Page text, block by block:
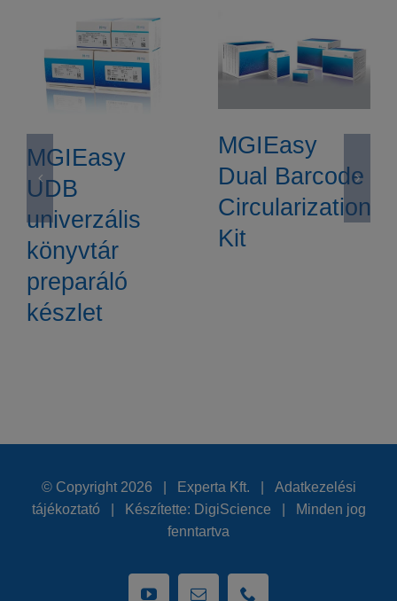
MGIEasy
UDB
univerzális
könyvtár
preparáló
készlet
MGIEasy
Dual Barcode
Circularization
Kit
© Copyright 2026 | Experta Kft. | Adatkezelési
tájékoztató| Készítette: DigiScience | Minden jog
fenntartva